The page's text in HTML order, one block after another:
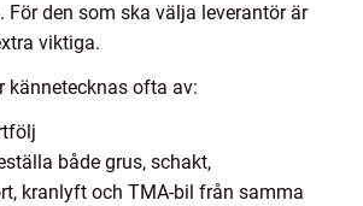
För den som ska välja leverantör är
viktiga.
kännetecknas ofta av:
både grus, schakt,
kranlyft och TMA-bil från samma